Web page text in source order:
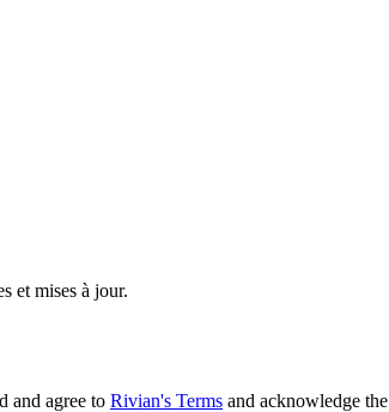
et mises à jour.
and agree to Rivian's Terms and acknowledge the